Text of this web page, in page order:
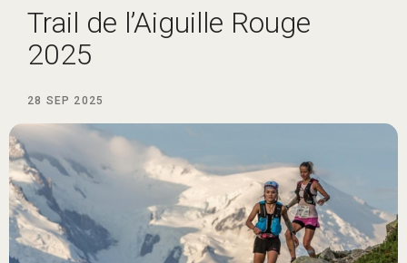
Trail de l’Aiguille Rouge
2025
28 SEP 2025